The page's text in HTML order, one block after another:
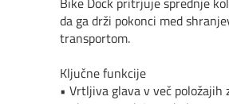
da ga drži pokonci med
transportom.
Ključne funkcije
• Vrtljiva glava v več položajih